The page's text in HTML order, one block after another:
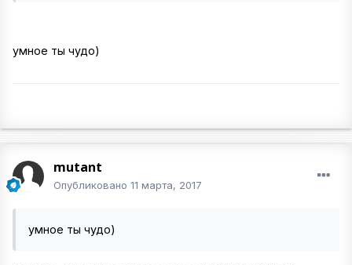
умное ты чудо)
mutant
Опубликовано 11 марта, 2017
умное ты чудо)